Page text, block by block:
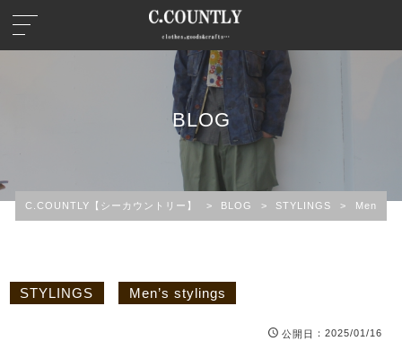
BLOG
C.COUNTLY【シーカウントリー】 > BLOG > STYLINGS > Men’s
STYLINGS Men’s stylings
公開日 ：2025/01/16